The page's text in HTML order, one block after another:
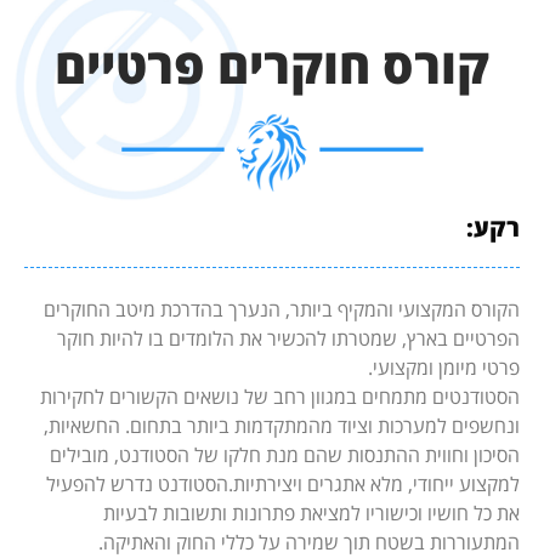
קורס חוקרים פרטיים
רקע:
הקורס המקצועי והמקיף ביותר, הנערך בהדרכת מיטב החוקרים
הפרטיים בארץ, שמטרתו להכשיר את הלומדים בו להיות חוקר
פרטי מיומן ומקצועי.
הסטודנטים מתמחים במגוון רחב של נושאים הקשורים לחקירות
ונחשפים למערכות וציוד מהמתקדמות ביותר בתחום. החשאיות,
הסיכון וחווית ההתנסות שהם מנת חלקו של הסטודנט, מובילים
למקצוע ייחודי, מלא אתגרים ויצירתיות.הסטודנט נדרש להפעיל
את כל חושיו וכישוריו למציאת פתרונות ותשובות לבעיות
המתעוררות בשטח תוך שמירה על כללי החוק והאתיקה.